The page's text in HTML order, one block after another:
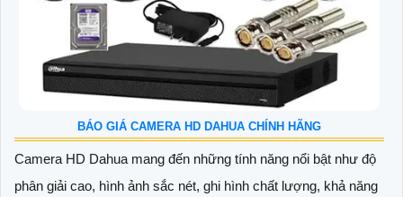
BÁO GIÁ CAMERA HD DAHUA CHÍNH HÃNG
Camera HD Dahua mang đến những tính năng nổi bật như độ
phân giải cao, hình ảnh sắc nét, ghi hình chất lượng, khả năng